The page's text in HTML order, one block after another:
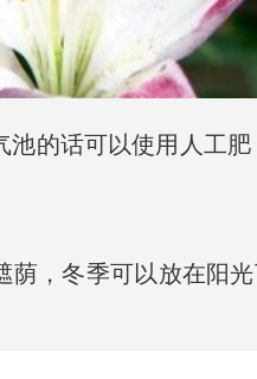
的话可以使用人工
，冬季可以放在阳